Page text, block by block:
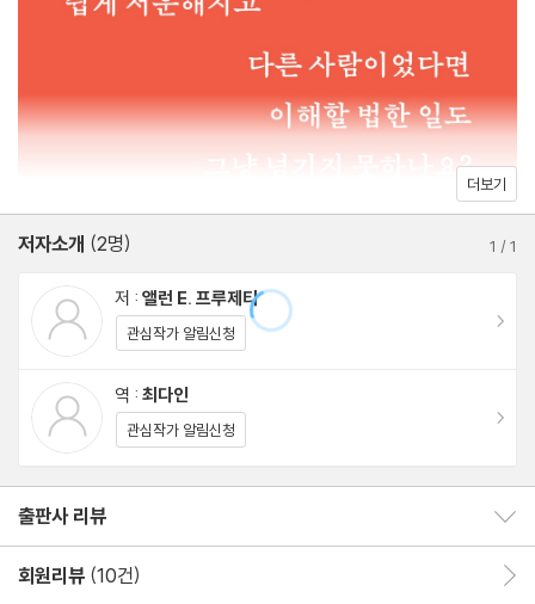
끝이 되지 않길 바라는 모든 연인에게 일독을 권한다.
함께 있는 시간이 즐거워지는 방법
솔직한 대화를 위한 준비 단계
‘부정확한’ 표현을 찾아라
오해를 줄이는 실전 대화법
다섯 번째 수업 ° 이해받고 싶은 마음은 욕심이 아니다
타당화란 무엇인가
어디까지 이해하고 어떻게 받아들여야 할까
한 번의 행동이 필요한 순간
더보기
저자소개 (2명) 1 /1
저 : 앨런 E. 프루제티
관심작가 알림신청
역 : 최다인
관심작가 알림신청
출판사 리뷰
회원리뷰 (10건)